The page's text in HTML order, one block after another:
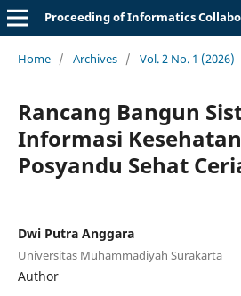
Home / Archives / Vol. 2 No. 1 (2026)
Rancang Bangun
Informasi
Posyandu Sehat
Dwi Putra Anggara
Universitas Muhammadiyah Surakarta
Author